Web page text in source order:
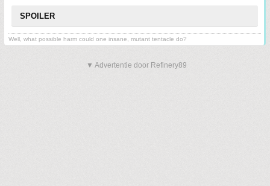
SPOILER
Well, what possible harm could one insane, mutant tentacle do?
▼ Advertentie door Refinery89